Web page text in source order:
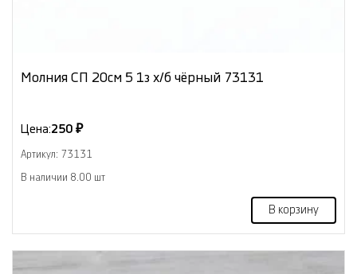
Молния СП 20см 5 1з х/б чёрный 73131
Цена:250 ₽
Артикул: 73131
В наличии 8.00 шт
В корзину